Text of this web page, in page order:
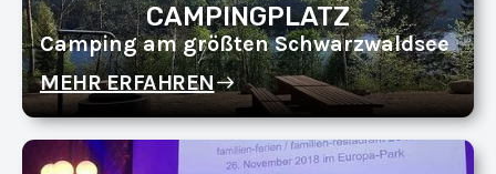
CAMPINGPLATZ
Camping am größten Schwarzwaldsee
MEHR ERFAHREN